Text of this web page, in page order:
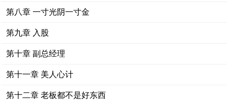
第八章 一寸光阴一寸金
第九章 入股
第十章 副总经理
第十一章 美人心计
第十二章 老板都不是好东西